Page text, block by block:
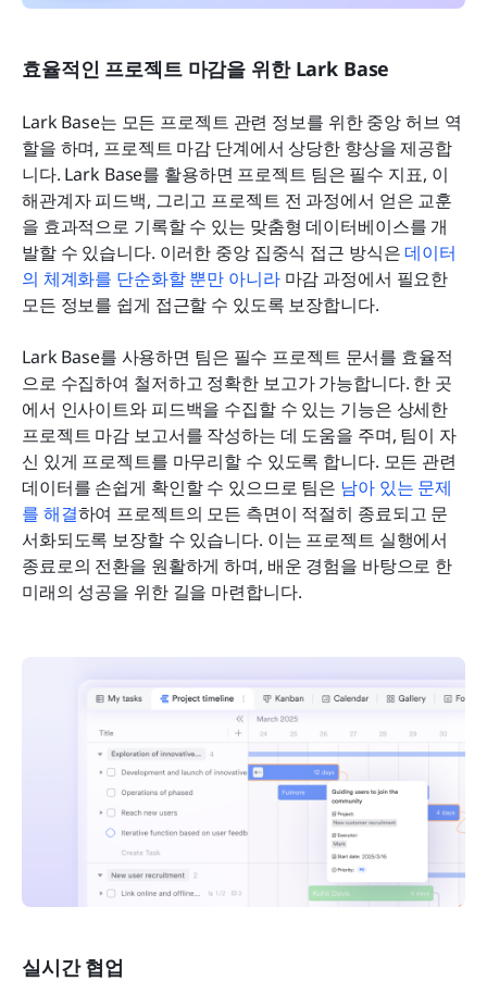
효율적인 프로젝트 마감을 위한 Lark Base
Lark Base는 모든 프로젝트 관련 정보를 위한 중앙 허브 역
할을 하며, 프로젝트 마감 단계에서 상당한 향상을 제공합
니다. Lark Base를 활용하면 프로젝트 팀은 필수 지표, 이
해관계자 피드백, 그리고 프로젝트 전 과정에서 얻은 교훈
을 효과적으로 기록할 수 있는 맞춤형 데이터베이스를 개
발할 수 있습니다. 이러한 중앙 집중식 접근 방식은 데이터
의 체계화를 단순화할 뿐만 아니라 마감 과정에서 필요한
모든 정보를 쉽게 접근할 수 있도록 보장합니다.
Lark Base를 사용하면 팀은 필수 프로젝트 문서를 효율적
으로 수집하여 철저하고 정확한 보고가 가능합니다. 한 곳
에서 인사이트와 피드백을 수집할 수 있는 기능은 상세한
프로젝트 마감 보고서를 작성하는 데 도움을 주며, 팀이 자
신 있게 프로젝트를 마무리할 수 있도록 합니다. 모든 관련
데이터를 손쉽게 확인할 수 있으므로 팀은 남아 있는 문제
를 해결하여 프로젝트의 모든 측면이 적절히 종료되고 문
서화되도록 보장할 수 있습니다. 이는 프로젝트 실행에서
종료로의 전환을 원활하게 하며, 배운 경험을 바탕으로 한
미래의 성공을 위한 길을 마련합니다.
실시간 협업